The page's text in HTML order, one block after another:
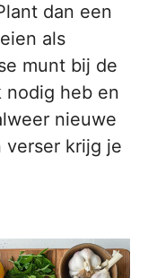
dan een
als
munt bij de
nodig heb en
nieuwe
verser krijg je